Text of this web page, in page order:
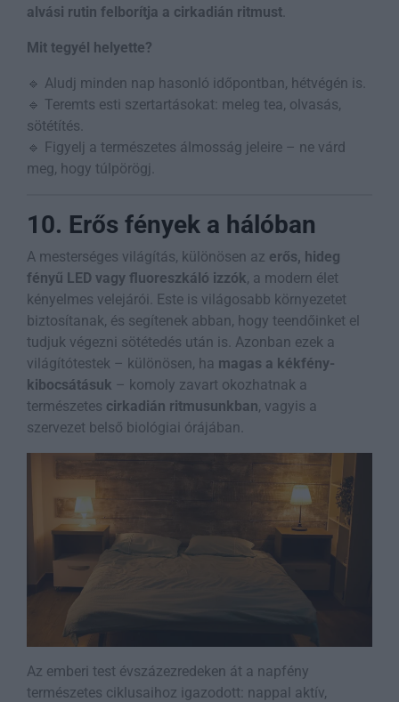
alvási rutin felborítja a cirkadián ritmust
Mit tegyél helyette?
🔹 Aludj minden nap hasonló időpontban, hétvégén is.
🔹 Teremts esti szertartásokat: meleg tea, olvasás,
sötétítés.
🔹 Figyelj a természetes álmosság jeleire – ne várd
meg, hogy túlpörögj.
10. Erős fények a hálóban
A mesterséges világítás, különösen az erős, hideg
fényű LED vagy fluoreszkáló izzók, a modern élet
kényelmes velejárói. Este is világosabb környezetet
biztosítanak, és segítenek abban, hogy teendőinket el
tudjuk végezni sötétedés után is. Azonban ezek a
világítótestek – különösen, ha magas a kékfény-
kibocsátásuk – komoly zavart okozhatnak a
természetes cirkadián ritmusunkban, vagyis a
szervezet belső biológiai órájában.
Az emberi test évszázezredeken át a napfény
természetes ciklusaihoz igazodott: nappal aktív,